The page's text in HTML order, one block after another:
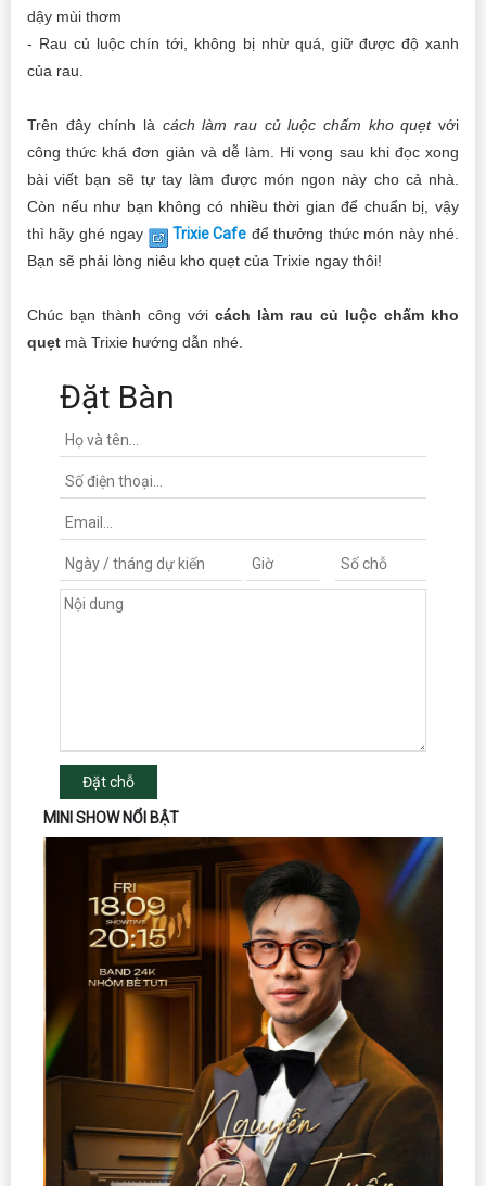
dậy mùi thơm
- Rau củ luộc chín tới, không bị nhừ quá, giữ được độ xanh
của rau.
Trên đây chính là cách làm rau củ luộc chấm kho quẹtvới
công thức khá đơn giản và dễ làm. Hi vọng sau khi đọc xong
bài viết bạn sẽ tự tay làm được món ngon này cho cả nhà.
Còn nếu như bạn không có nhiều thời gian để chuẩn bị, vậy
thì hãy ghé ngay
Trixie Cafe để thưởng thức món này nhé.
Bạn sẽ phải lòng niêu kho quẹt của Trixie ngay thôi!
Chúc bạn thành công với cách làm rau củ luộc chấm kho
quẹt mà Trixie hướng dẫn nhé.
Đặt Bàn
Đặt chỗ
MINI SHOW NỔI BẬT